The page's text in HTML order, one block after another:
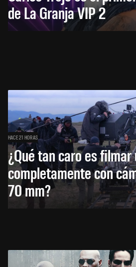
de La Granja VIP 2
HACE 21 HORAS
¿Qué tan caro es
completamente con
70 mm?